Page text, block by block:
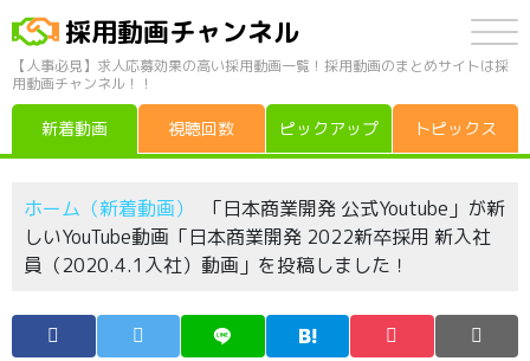
採用動画チャンネル
【人事必見】求人応募効果の高い採用動画一覧！採用動画のまとめサイトは採
用動画チャンネル！！
新着動画 視聴回数 ピックアップ トピックス
ホーム（新着動画）
「日本商業開発 公式Youtube」が新
しいYouTube動画「日本商業開発 2022新卒採用 新入社
員（2020.4.1入社）動画」を投稿しました！